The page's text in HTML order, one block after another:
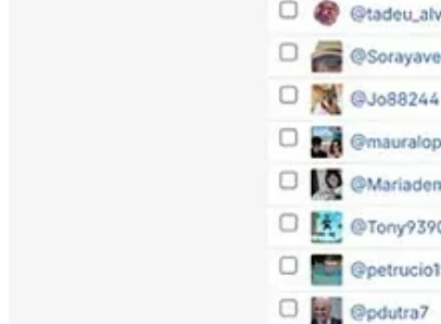
Os dados da Brandwatch confirmam um padrão já identificado
impulsionar conteúdos favoráveis ao governo e atacar
e falhas operacionais que expuseram testes de automação
Também foram registradas campanhas de pressão contra
perfis criados em lote, com baixa produção autoral e atuação
O monitoramento de fevereiro de 2026 mostra a mesma
poucos perfis e o predomínio de retuítes massivos repetem o
De caçadores a espalhadores
Na mesma época do desfile de carnaval, outro núcleo do